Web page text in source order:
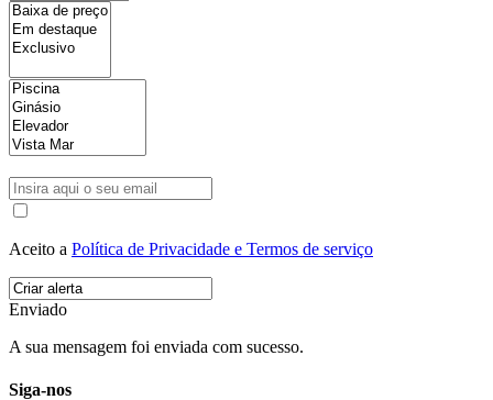
Aceito a Política de Privacidade e Termos de serviço
Enviado
A sua mensagem foi enviada com sucesso.
Siga-nos